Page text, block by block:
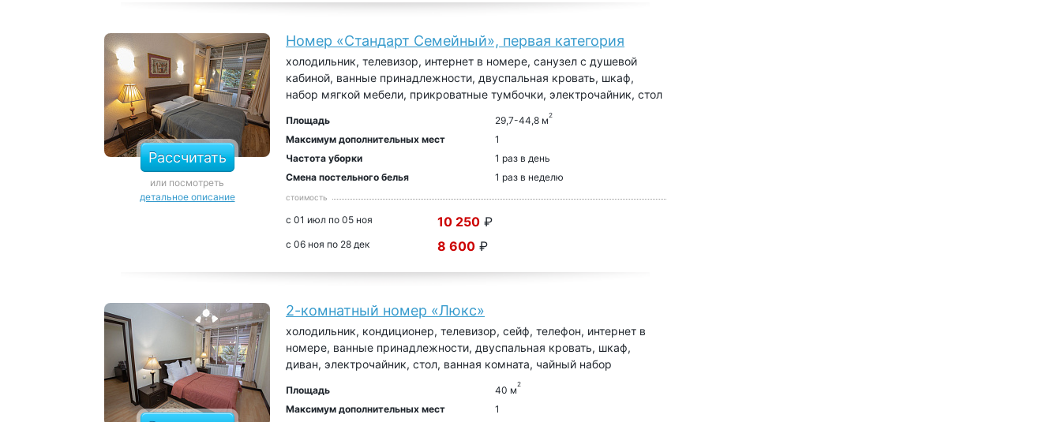
Рассчитать
или посмотреть
детальное описание
Номер «Стандарт Семейный», первая категория
холодильник, телевизор, интернет в номере, санузел с душевой
кабиной, ванные принадлежности, двуспальная кровать, шкаф,
набор мягкой мебели, прикроватные тумбочки, электрочайник, стол
Площадь 29,7-44,8 м2
Максимум дополнительных мест
1
Частота уборки
1 раз в день
Смена постельного белья
1 раз в неделю
стоимость
с 01 июл по 05 ноя 10 250 ₽
с 06 ноя по 28 дек 8 600 ₽
2-комнатный номер «Люкс»
холодильник, кондиционер, телевизор, сейф, телефон, интернет в
номере, ванные принадлежности, двуспальная кровать, шкаф,
диван, электрочайник, стол, ванная комната, чайный набор
Площадь 40 м2
Максимум дополнительных мест
1